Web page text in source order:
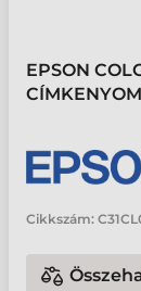
EPSON
Cikkszám: